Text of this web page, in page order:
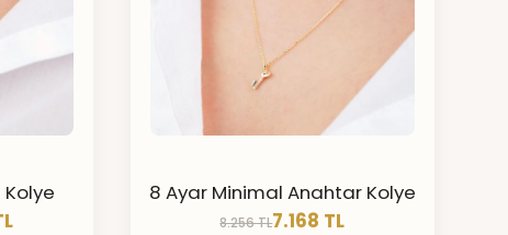
Kolye 8 Ayar Minimal Anahtar Kolye
8.256 TL7.168 TL